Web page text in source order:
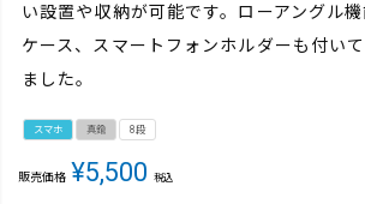
い設置や収納が可能です。ローアングル
ケース、スマートフォンホルダーも付い
ました。
スマホ 真鍮 8段
販売価格 ¥5,500 税込